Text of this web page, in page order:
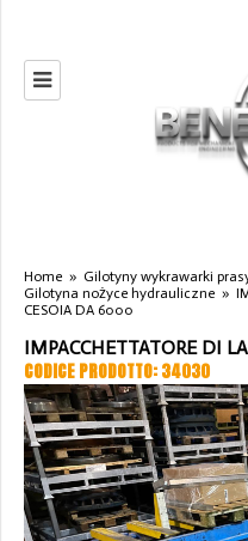
Home » Gilotyny wykrawarki
Gilotyna nożyce hydrauliczne »
CESOIA DA 6000
IMPACCHETTATORE DI
CODICE PRODOTTO: 34030